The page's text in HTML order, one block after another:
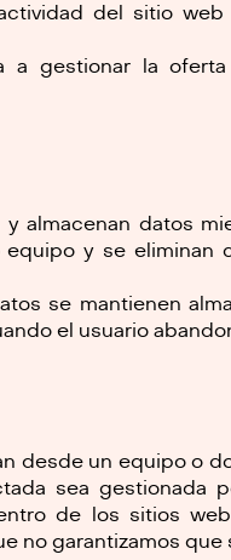
del sitio
a gestionar la
almacenan datos
y se
se mantienen
el usuario
desde un equipo o
sea gestionada
de los sitios
no garantizamos